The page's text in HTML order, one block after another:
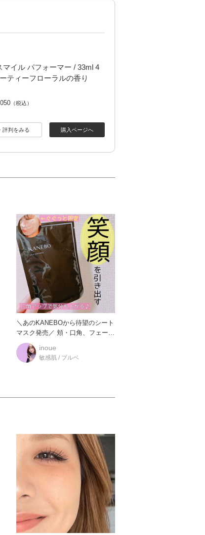
マイル パフォーマー / 33ml 4
ティーフローラルの香り
（税込）
購入ページへ
評判をみる
＼あのKANEBOから待望のシート
マスク発売／ 頬・口角、フェース
ラインを、こめ
inoue
敏感肌 / ブルベ